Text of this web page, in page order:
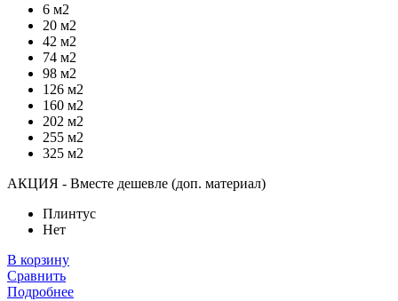
6 м2
20 м2
42 м2
74 м2
98 м2
126 м2
160 м2
202 м2
255 м2
325 м2
АКЦИЯ - Вместе дешевле (доп. материал)
Плинтус
Нет
В корзину
Сравнить
Подробнее